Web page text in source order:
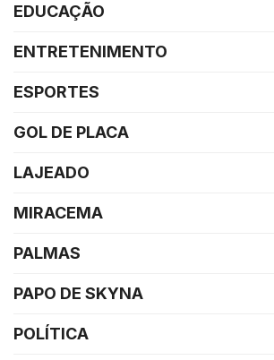
EDUCAÇÃO
ENTRETENIMENTO
ESPORTES
GOL DE PLACA
LAJEADO
MIRACEMA
PALMAS
PAPO DE SKYNA
POLÍTICA